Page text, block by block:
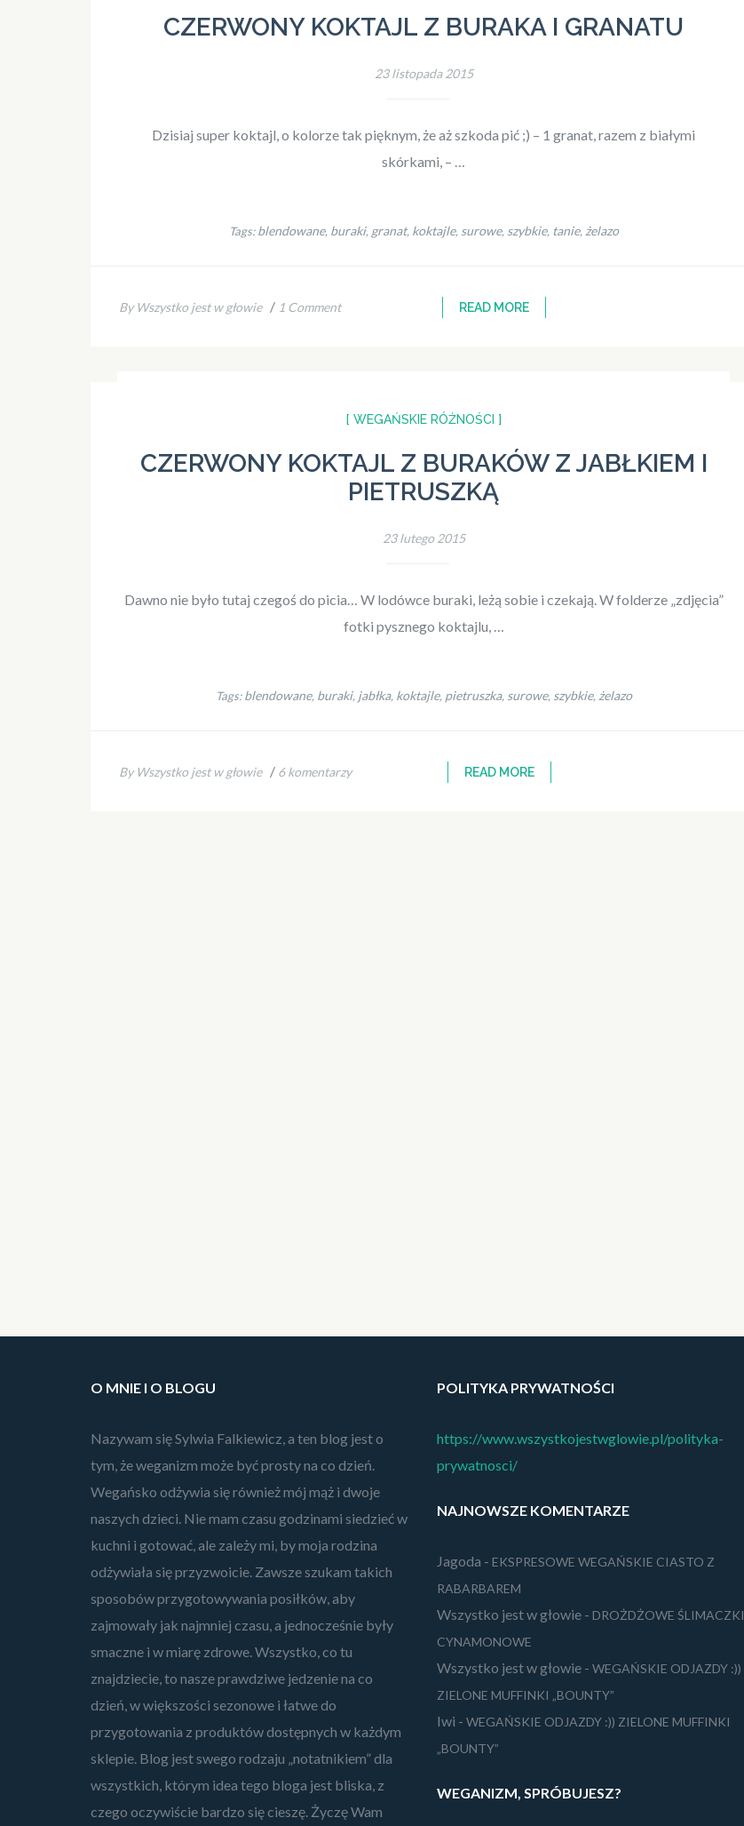
CZERWONY KOKTAJL Z BURAKA I GRANATU
23 listopada 2015
Dzisiaj super koktajl, o kolorze tak pięknym, że aż szkoda pić ;) – 1 granat, razem z białymi
skórkami, – …
Tags:blendowane, buraki, granat, koktajle, surowe, szybkie, tanie, żelazo
By Wszystko jest w głowie / 1 Comment READ MORE
[ WEGAŃSKIE RÓŻNOŚCI ]
CZERWONY KOKTAJL Z BURAKÓW Z JABŁKIEM I
PIETRUSZKĄ
23 lutego 2015
Dawno nie było tutaj czegoś do picia… W lodówce buraki, leżą sobie i czekają. W folderze „zdjęcia”
fotki pysznego koktajlu, …
Tags:blendowane, buraki, jabłka, koktajle, pietruszka, surowe, szybkie, żelazo
By Wszystko jest w głowie / 6 komentarzy READ MORE
O MNIE I O BLOGU
Nazywam się Sylwia Falkiewicz, a ten blog jest o
tym, że weganizm może być prosty na co dzień.
Wegańsko odżywia się również mój mąż i dwoje
naszych dzieci. Nie mam czasu godzinami siedzieć w
kuchni i gotować, ale zależy mi, by moja rodzina
odżywiała się przyzwoicie. Zawsze szukam takich
sposobów przygotowywania posiłków, aby
zajmowały jak najmniej czasu, a jednocześnie były
smaczne i w miarę zdrowe. Wszystko, co tu
znajdziecie, to nasze prawdziwe jedzenie na co
dzień, w większości sezonowe i łatwe do
przygotowania z produktów dostępnych w każdym
sklepie. Blog jest swego rodzaju „notatnikiem” dla
wszystkich, którym idea tego bloga jest bliska, z
czego oczywiście bardzo się cieszę. Życzę Wam
POLITYKA PRYWATNOŚCI
https://www.wszystkojestwglowie.pl/polityka-
prywatnosci/
NAJNOWSZE KOMENTARZE
Jagoda - EKSPRESOWE WEGAŃSKIE CIASTO Z
RABARBAREM
Wszystko jest w głowie- DROŻDŻOWE ŚLIMACZKI
CYNAMONOWE
Wszystko jest w głowie- WEGAŃSKIE ODJAZDY :))
ZIELONE MUFFINKI „BOUNTY”
Iwi - WEGAŃSKIE ODJAZDY :)) ZIELONE MUFFINKI
„BOUNTY”
WEGANIZM, SPRÓBUJESZ?